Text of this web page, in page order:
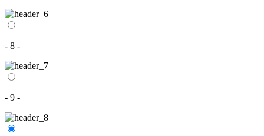
- 8 -
- 9 -